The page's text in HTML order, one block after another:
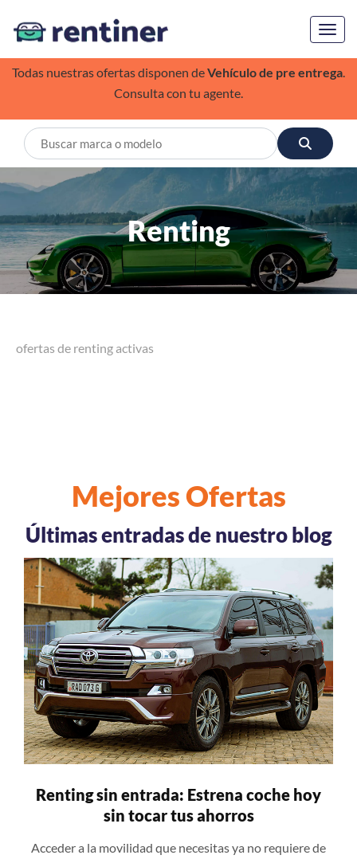
Todas nuestras ofertas disponen deVehículo de pre entrega.
Consulta con tu agente.
Renting
ofertas de renting activas
Mejores Ofertas
Últimas entradas de nuestro blog
Renting sin entrada: Estrena coche hoy
sin tocar tus ahorros
Acceder a la movilidad que necesitas ya no requiere de